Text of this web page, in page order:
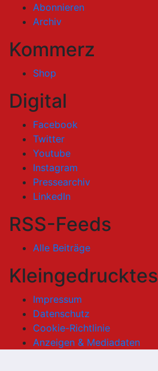
Abonnieren
Archiv
Kommerz
Shop
Digital
Facebook
Twitter
Youtube
Instagram
Pressearchiv
LinkedIn
RSS-Feeds
Alle Beiträge
Kleingedrucktes
Impressum
Datenschutz
Cookie-Richtlinie
Anzeigen & Mediadaten